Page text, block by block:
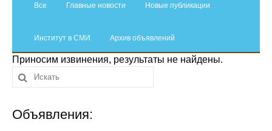
Сотрудники
Отчетность
Противодействие коррупции
Все Главные новости Новые публикации
Институт в СМИ Архив объявлений
Приносим извинения, результаты не найдены.
Объявления: